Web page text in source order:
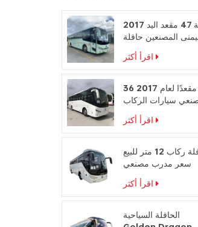
2017 سنة 47 مقعد اليد
المصنعين حافلة
محرك الديزل
اقرأ أكثر
36 مقعدًا لعام 2017
سيارات الركاب
على المقود الأيمن
اقرأ أكثر
حافلة ركاب 12 متر للبيع
سعر مدرب مصنعي
حافلات السفر
اقرأ أكثر
الحافلة السياحية